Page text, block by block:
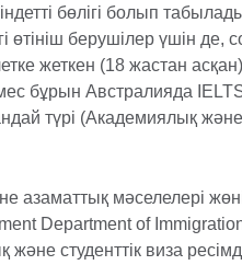
бөлігі болып
өтініш берушілер үшін де,
жеткен (18 жастан
бұрын Австралияда
түрі (Академиялық
мәселелері
Department of
студенттік виза